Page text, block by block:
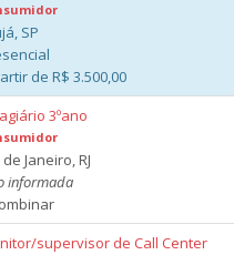
SP
de R$ 3.500,00
3ºano
Janeiro, RJ
informada
supervisor de Call Center